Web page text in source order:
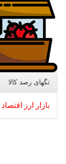
تگهای رصد كالا
بازار ارز اقتصاد